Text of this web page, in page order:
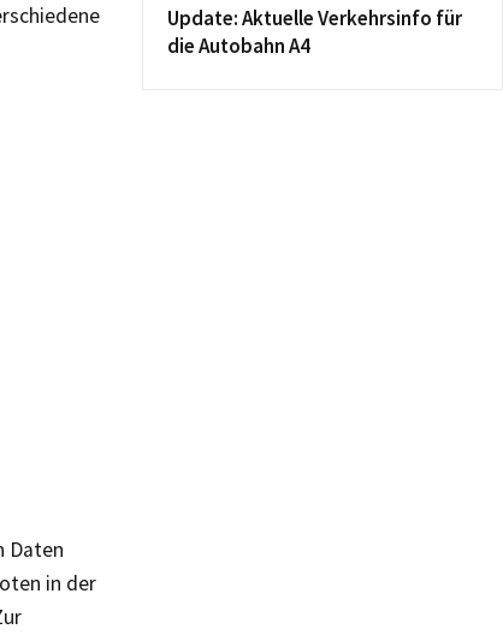
Daten
in der
Update: Aktuelle Verkehrsinfo für
die Autobahn A4